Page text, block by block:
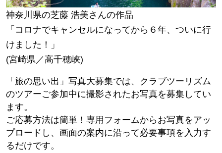
神奈川県の芝藤 浩美さんの作品
「コロナでキャンセルになってから６年、ついに行
けました！」
(宮崎県／高千穂峡)
「旅の思い出」写真大募集では、クラブツーリズム
のツアーご参加中に撮影されたお写真を募集してい
ます。
ご応募方法は簡単！専用フォームからお写真をアッ
プロードし、画面の案内に沿って必要事項を入力す
るだけです。